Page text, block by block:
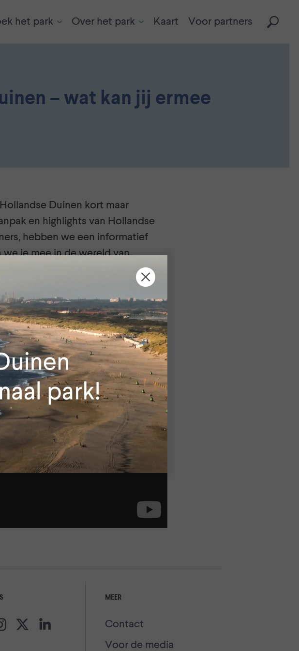
het park Over het park Kaart Voor partners
– wat kan jij ermee
Duinen kort maar
en highlights van Hollandse
hebben we een informatief
je mee in de wereld van
MEER
Contact
Voor de media